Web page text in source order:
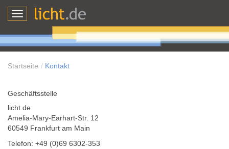
Toggle
Startseite Kontakt
Geschäftsstelle
licht.de
Amelia-Mary-Earhart-Str. 12
60549 Frankfurt am Main
Telefon: +49 (0)69 6302-353